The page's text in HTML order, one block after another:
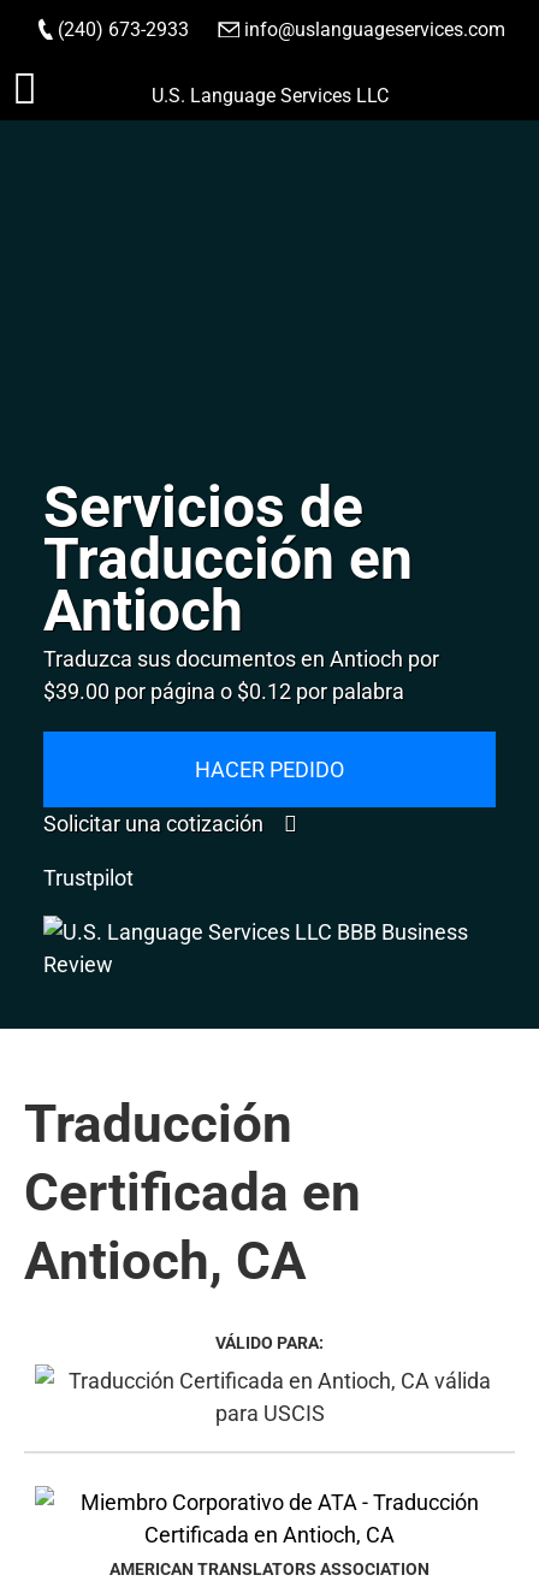
Saltar
(240) 673-2933 info@uslanguageservices.com
HACER PEDIDO
U.S. Language Services LLC
Servicios de
Traducción en
Antioch
Traduzca sus documentos en Antioch por
$39.00 por página o $0.12 por palabra
HACER PEDIDO
Solicitar una cotización
Trustpilot
Traducción
Certificada en
Antioch, CA
VÁLIDO PARA:
AMERICAN TRANSLATORS ASSOCIATION